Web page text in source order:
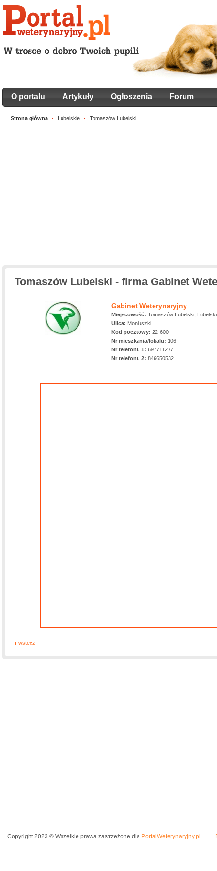
O portalu Artykuły Ogłoszenia Forum
Strona główna Lubelskie Tomaszów Lubelski
Tomaszów Lubelski - firma Gabinet
Gabinet Weterynaryjny
Miejscowość: Tomaszów Lubelski,
Ulica: Moniuszki
Kod pocztowy: 22-600
Nr mieszkania/lokalu: 106
Nr telefonu 1: 697711277
Nr telefonu 2: 846650532
wstecz
Copyright 2023 © Wszelkie prawa zastrzeżone dla PortalWeterynaryjny.pl